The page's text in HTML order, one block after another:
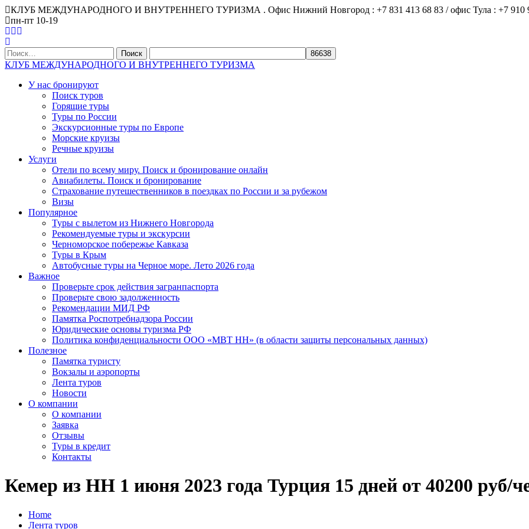
КЛУБ МЕЖДУНАРОДНОГО И ВНУТРЕННЕГО ТУРИЗМА . Офис Нижний Новгород : +7 831 413 68 83 / офис Тула : +7 910
пн-пт 10-19
Найти:
КЛУБ МЕЖДУНАРОДНОГО И ВНУТРЕННЕГО ТУРИЗМА
У нас бронируют
Поиск туров
Горящие туры
Туры по России
Экскурсионные туры по Европе
Морские круизы
Речные круизы
Услуги
Отели по всему миру. Поиск и бронирование онлайн
Авиабилеты. Поиск и бронирование
Страхование путешественников в поездках по России и за рубежом
Визы
Популярное
Туры с вылетом из Нижнего Новгорода
Рекомендуемые туры и экскурсии
Черноморское побережье Кавказа
Туры в Крым
Автобусные туры на Черное море. Лето 2026 года
Важное
Проверьте срок действия загранпаспорта
Проверьте свою задолженность
Рекомендации МИД РФ
Памятка Роспотребнадзора России
Юридические основы туризма РФ
Политика конфиденциальности ООО «МВТ НН» (в области защиты персональных данных)
Полезное
Памятка туристу
Вокзалы и аэропорты
Лента туров
Новости
О компании
О компании
Заявка
Отзывы
Туры в кредит
Контакты
Кемер из НН 1 июня 2023 года Турция 15 дней от 40200 руб/
Home
Лента туров